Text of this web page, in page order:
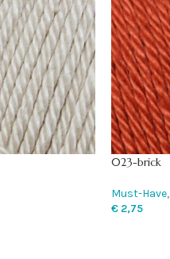
023-brick
Must-Have,
€2,75